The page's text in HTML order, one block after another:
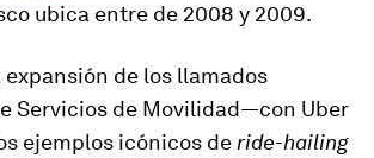
ubica entre de 2008 y 2009.
expansión de los llamados
Servicios de Movilidad—con Uber
ejemplos icónicos de ride-hailing